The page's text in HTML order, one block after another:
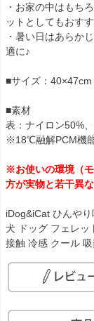
・お家の中はもち
ットとしてもおすす
・暑い日はあらか
適に♪
■サイズ：40×47cm
■素材
表：ナイロン50%
※18℃融解PCM機
※お使いの環境（
方が実物と若干異
iDog&iCat ひんや
犬 ドッグ フェレッ
接触 冷感 クール